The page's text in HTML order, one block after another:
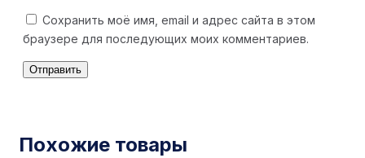
Сохранить моё имя, email и адрес сайта в этом
браузере для последующих моих комментариев.
Похожие товары